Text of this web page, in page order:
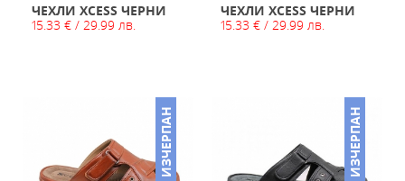
ЧЕХЛИ XCESS ЧЕРНИ
15.33 € / 29.99 лв.
ЧЕХЛИ XCESS ЧЕРНИ
15.33 € / 29.99 лв.
ИЗЧЕРПАН ИЗЧЕРПАН